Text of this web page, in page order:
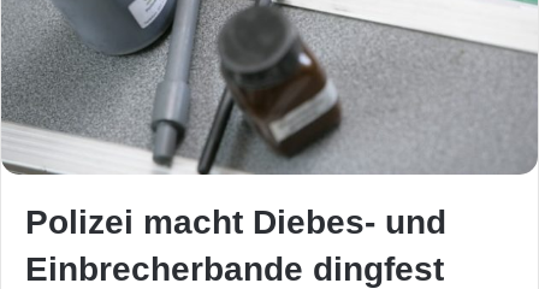
Polizei macht Diebes- und
Einbrecherbande dingfest